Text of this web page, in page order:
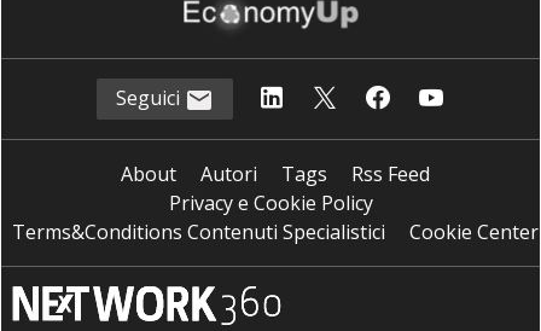
Seguici
About Autori Tags
Rss Feed
Privacy e Cookie Policy
Terms&Conditions Contenuti Specialistici
Cookie Center